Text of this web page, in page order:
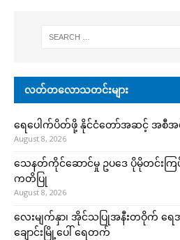
လတ်တလောသတင်းများ
ရေပေါက်ပိတ်ဖို့ နိုင်ငံတော်အဆင့် အစီ
August 8, 2026
သေနတ်ကိုင်ဆောင်မှု ဥပဒေ ပိုမိုတင်းကြ
ကတိပြု
August 8, 2026
လေးမျက်နှာ၊ အိုင်သပြုအနီးတဝိုက် ရေအ
ချောင်းမြို့ပေါ် ရေတက်